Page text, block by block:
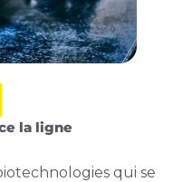
la ligne
qui se